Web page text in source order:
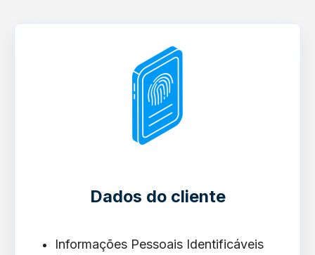
Dados do cliente
Informações Pessoais Identificáveis